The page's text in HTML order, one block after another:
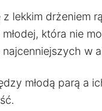
lekkim drżeniem
młodej, która nie
w
młodą parą a